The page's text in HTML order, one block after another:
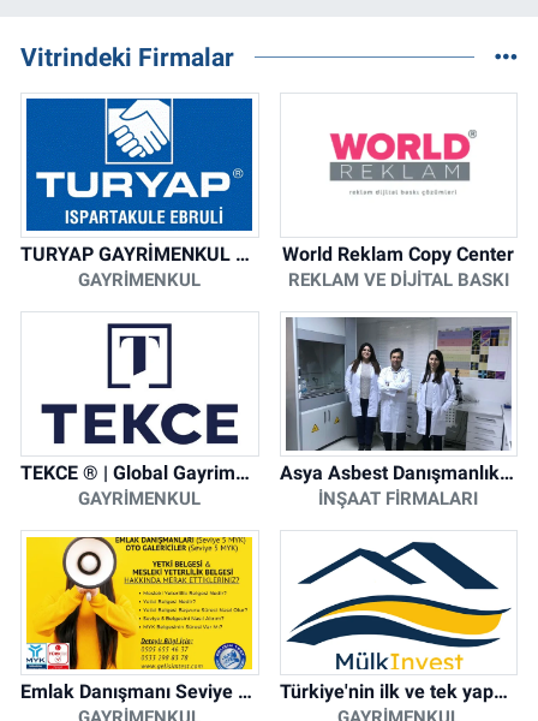
Vitrindeki Firmalar
TURYAP GAYRİMENKUL DANIŞMANLIK HİZMETLERİ
GAYRIMENKUL
World Reklam Copy Center
REKLAM VE DIJITAL BASKI
TEKCE ® | Global Gayrimenkul Şirketi
GAYRIMENKUL
Asya Asbest Danışmanlık - Asbest Söküm ve Asbest Raporu
İNŞAAT FIRMALARI
Emlak Danışmanı Seviye 5 Mesleki Yeterlilik Belgesi Türkiye'nin ilk ve tek yapay zeka destekli arsa ilan platformu